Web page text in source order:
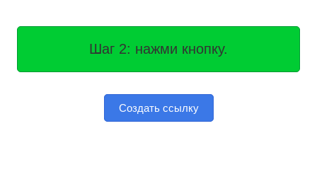
Шаг 2: нажми кнопку.
Создать ссылку